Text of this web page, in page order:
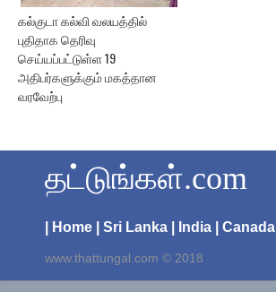
கல்குடா கல்வி வலயத்தில்
புதிதாக தெரிவு
செய்யப்பட்டுள்ள 19
அதிபர்களுக்கும் மகத்தான
வரவேற்பு
தட்டுங்கள்.com
| Home | Sri Lanka | India | Canada
www.thattungal.com © 2018